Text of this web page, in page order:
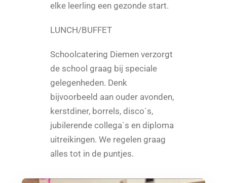
elke leerling een gezonde start.
LUNCH/BUFFET
Schoolcatering Diemen verzorgt
de school graag bij speciale
gelegenheden. Denk
bijvoorbeeld aan ouder avonden,
kerstdiner, borrels, disco`s,
jubilerende collega`s en diploma
uitreikingen. We regelen graag
alles tot in de puntjes.